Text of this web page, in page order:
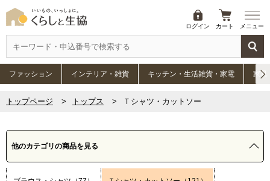
ログイン カート メニュー
ファッション インテリア・雑貨 キッチン・生活雑貨・家電 家具
トップページ トップス Ｔシャツ・カットソー
他のカテゴリの商品を見る